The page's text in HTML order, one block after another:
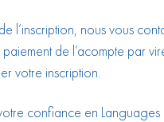
l’inscription, nous vous
de l’acompte par
votre inscription.
confiance en Languages